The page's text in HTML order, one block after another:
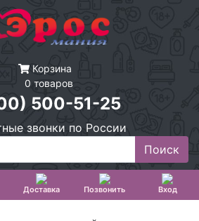
Корзина
0 товаров
500-51-25
звонки по России
Доставка Позвонить Вход